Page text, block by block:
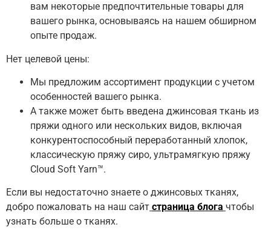
вам некоторые предпочтительные товары для
вашего рынка, основываясь на нашем обширном
опыте продаж.
Нет целевой цены:
Мы предложим ассортимент продукции с учетом
особенностей вашего рынка.
А также может быть введена джинсовая ткань из
пряжи одного или нескольких видов, включая
конкурентоспособный переработанный хлопок,
классическую пряжу сиро, ультрамягкую пряжу
Cloud Soft Yarn™.
Если вы недостаточно знаете о джинсовых тканях,
добро пожаловать на наш сайт страница блога чтобы
узнать больше о тканях.